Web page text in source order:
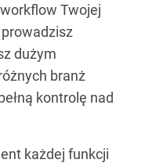
Twojej
dużym
branż
kontrolę nad
każdej funkcji